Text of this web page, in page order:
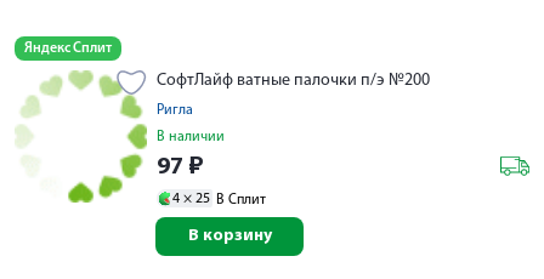
Яндекс Сплит
СофтЛайф ватные палочки п/э №200
Ригла
В наличии
97 ₽
4 × 25 В Сплит
В корзину